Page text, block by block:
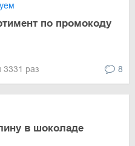
по промокоду
раз 8
в шоколаде